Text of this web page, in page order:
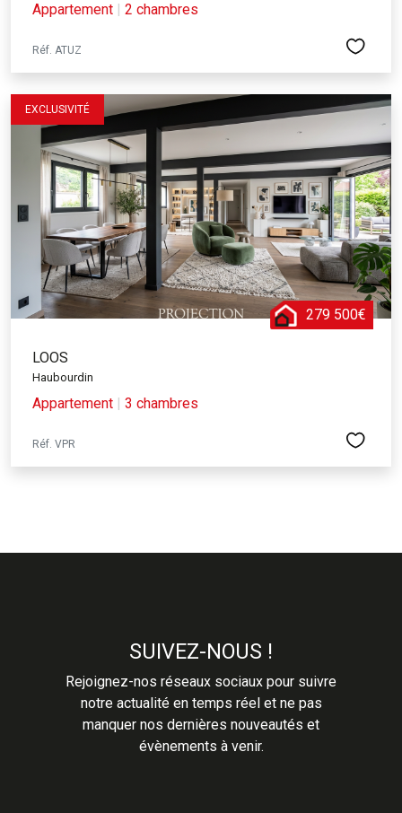
Appartement | 2 chambres
Réf. ATUZ
EXCLUSIVITÉ
279 500€
LOOS
Haubourdin
Appartement | 3 chambres
Réf. VPR
SUIVEZ-NOUS !
Rejoignez-nos réseaux sociaux pour suivre
notre actualité en temps réel et ne pas
manquer nos dernières nouveautés et
évènements à venir.